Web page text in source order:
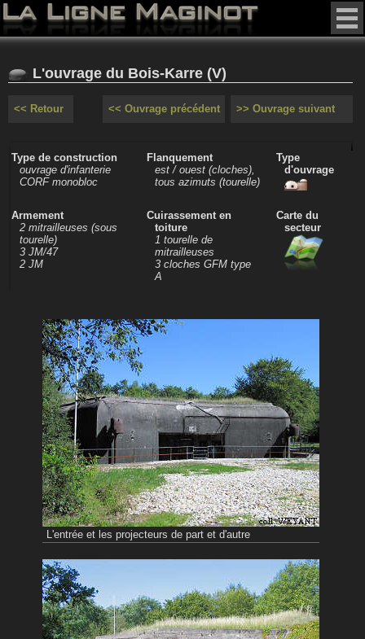
L'ouvrage du Bois-Karre (V)
<< Retour >> Ouvrage suivant
<< Ouvrage précédent
Type de construction
ouvrage d'infanterie
CORF monobloc
Flanquement
est / ouest (cloches),
tous azimuts (tourelle)
Type
d'ouvrage
Armement
2 mitrailleuses (sous
tourelle)
3 JM/47
2 JM
Cuirassement en
toiture
1 tourelle de
mitrailleuses
3 cloches GFM type
A
Carte du
secteur
L'entrée et les projecteurs de part et d'autre